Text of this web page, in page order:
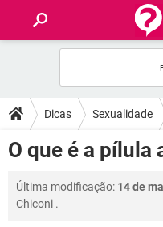
FÓRUM
SAÚDE
FAMÍLIA
Dicas Sexualidade
O que é a pílula
Última modificação: 14 de
Chiconi .